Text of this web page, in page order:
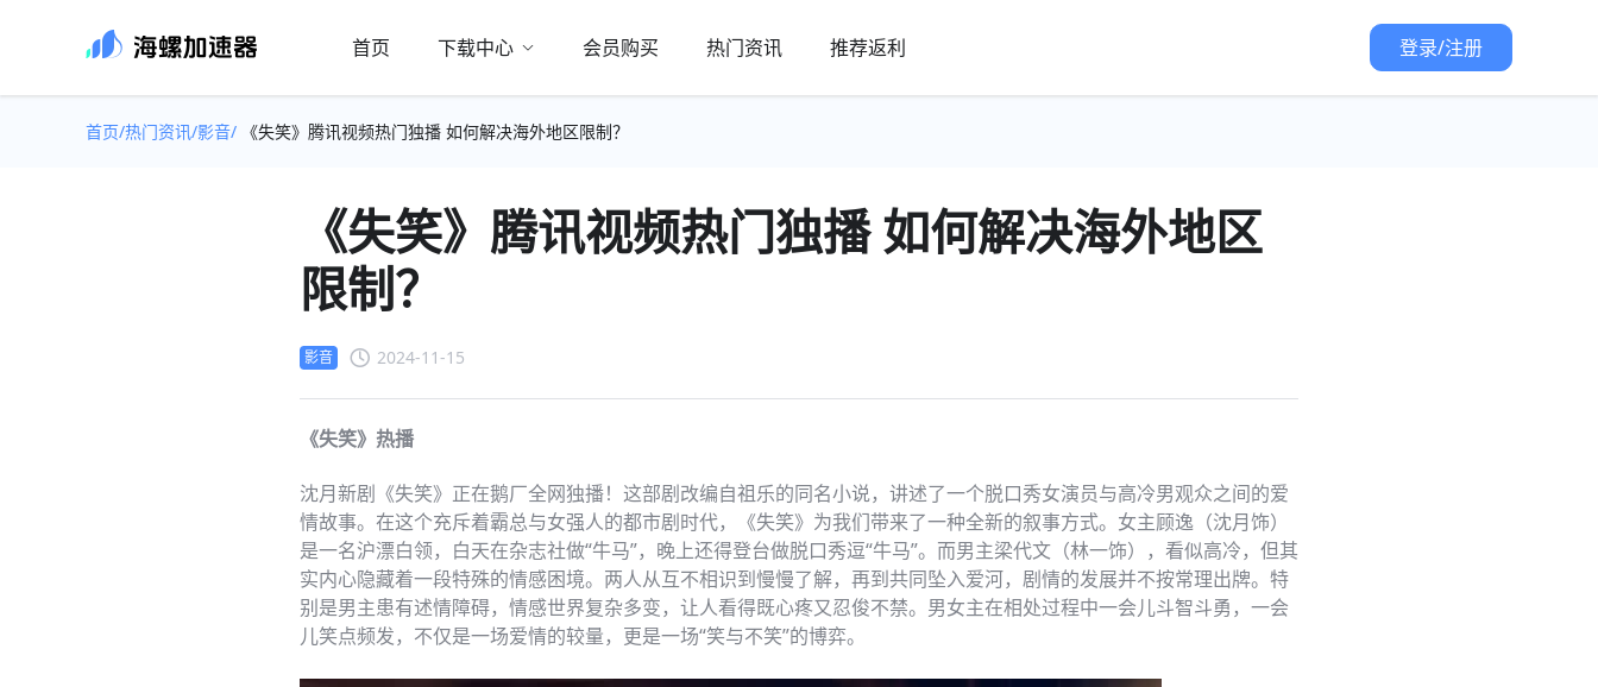
首页 下载中心 会员购买 热门资讯 推荐返利 登录/注册
首页/热门资讯/影音/ 《失笑》腾讯视频热门独播 如何解决海外地区限制？
《失笑》腾讯视频热门独播 如何解决海外地区
限制？
影音 2024-11-15
《失笑》热播
沈月新剧《失笑》正在鹅厂全网独播！这部剧改编自祖乐的同名小说，讲述了一个脱口秀女演员与高冷男观众之间的爱
情故事。在这个充斥着霸总与女强人的都市剧时代，《失笑》为我们带来了一种全新的叙事方式。女主顾逸（沈月饰）
是一名沪漂白领，白天在杂志社做“牛马”，晚上还得登台做脱口秀逗“牛马”。而男主梁代文（林一饰），看似高冷，但其
实内心隐藏着一段特殊的情感困境。两人从互不相识到慢慢了解，再到共同坠入爱河，剧情的发展并不按常理出牌。特
别是男主患有述情障碍，情感世界复杂多变，让人看得既心疼又忍俊不禁。男女主在相处过程中一会儿斗智斗勇，一会
儿笑点频发，不仅是一场爱情的较量，更是一场“笑与不笑”的博弈。